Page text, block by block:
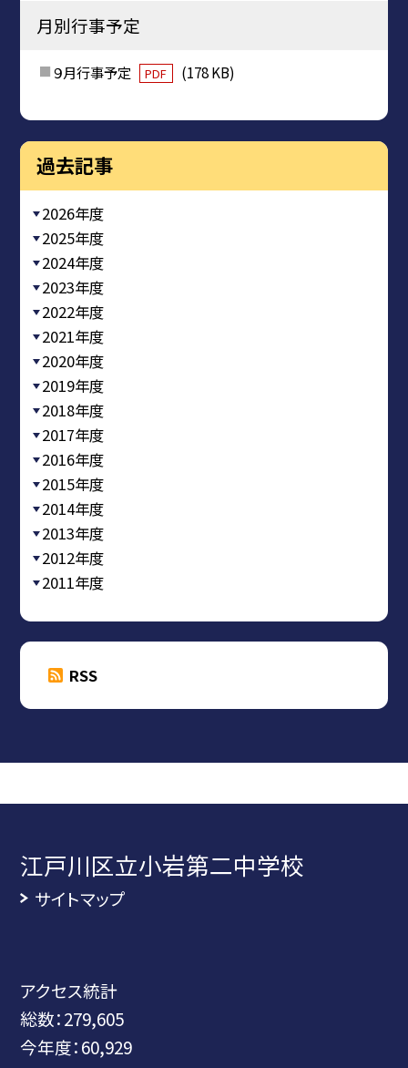
月別行事予定
９月行事予定 PDF (178 KB)
過去記事
2026年度
2025年度
2024年度
2023年度
2022年度
2021年度
2020年度
2019年度
2018年度
2017年度
2016年度
2015年度
2014年度
2013年度
2012年度
2011年度
RSS
江戸川区立小岩第二中学校
サイトマップ
アクセス統計
総数：279,605
今年度：60,929